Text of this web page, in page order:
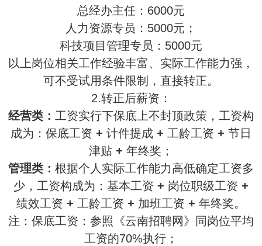
总经办主任：6000元
人力资源专员：5000元；
科技项目管理专员：5000元
以上岗位相关工作经验丰富、实际工作能力强，
可不受试用条件限制，直接转正。
2.转正后薪资：
经营类： 工资实行下保底上不封顶政策，工资构
成为：保底工资 + 计件提成 + 工龄工资 + 节日
津贴 + 年终奖；
管理类： 根据个人实际工作能力高低确定工资多
少，工资构成为：基本工资 + 岗位职级工资 +
绩效工资 + 工龄工资 + 加班工资 + 年终奖。
注：保底工资：参照《云南招聘网》同岗位平均
工资的70%执行；